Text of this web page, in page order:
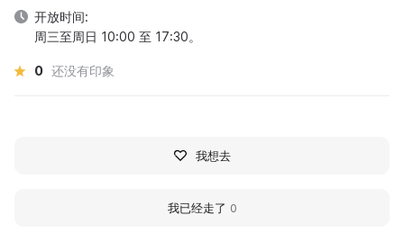
开放时间:
周三至周日 10:00 至 17:30。
0 还没有印象
我想去
我已经走了 0